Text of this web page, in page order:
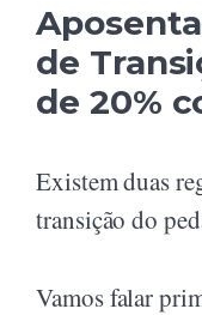
de
de 20%
Existem duas
transição do
Vamos falar